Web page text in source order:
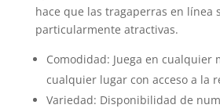
hace que las tragaperras en línea
particularmente atractivas.
Comodidad: Juega en cualquier
cualquier lugar con acceso a la
Variedad: Disponibilidad de